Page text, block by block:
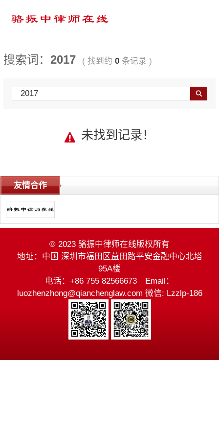
搜索词： 2017 ( 找到约0 条记录 )
未找到记录！
友情合作
© 2023 骆振中律师在线版权所有
地址：中国 深圳市福田区益田路平安金融中心北塔
95A楼
电话：+86 755 82566673 Email：
luozhenzhong@qianchenglaw.com 微信: Lzzlp-186